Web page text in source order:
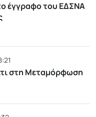
έγγραφο του ΕΔΣΝΑ
στη Μεταμόρφωση